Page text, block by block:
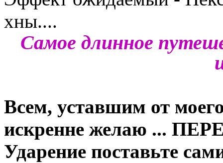
хны....
Самое длинное
Всем, уставшим от
искренне желаю ...
Ударение поставьте